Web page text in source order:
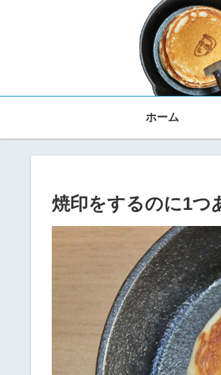
ホーム
焼印をするのに1つ